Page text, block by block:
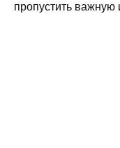
пропустить